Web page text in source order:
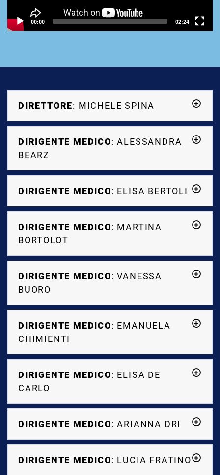
00:00 02:24
DIRETTORE : MICHELE SPINA
DIRIGENTE MEDICO: ALESSANDRA
BEARZ
DIRIGENTE MEDICO : ELISA BERTOLI
DIRIGENTE MEDICO: MARTINA
BORTOLOT
DIRIGENTE MEDICO: VANESSA
BUORO
DIRIGENTE MEDICO: EMANUELA
CHIMIENTI
DIRIGENTE MEDICO: ELISA DE
CARLO
DIRIGENTE MEDICO : ARIANNA DRI
DIRIGENTE MEDICO : LUCIA FRATINO